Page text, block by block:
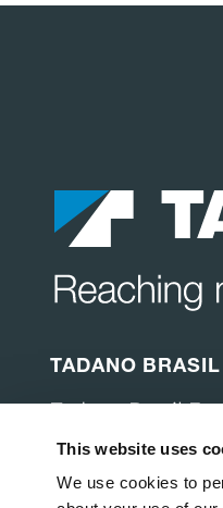
This website uses
We use cookies to
TADANO BRASIL
Tadano Brasil
Cerqueira César,
+55 11 4772-0222